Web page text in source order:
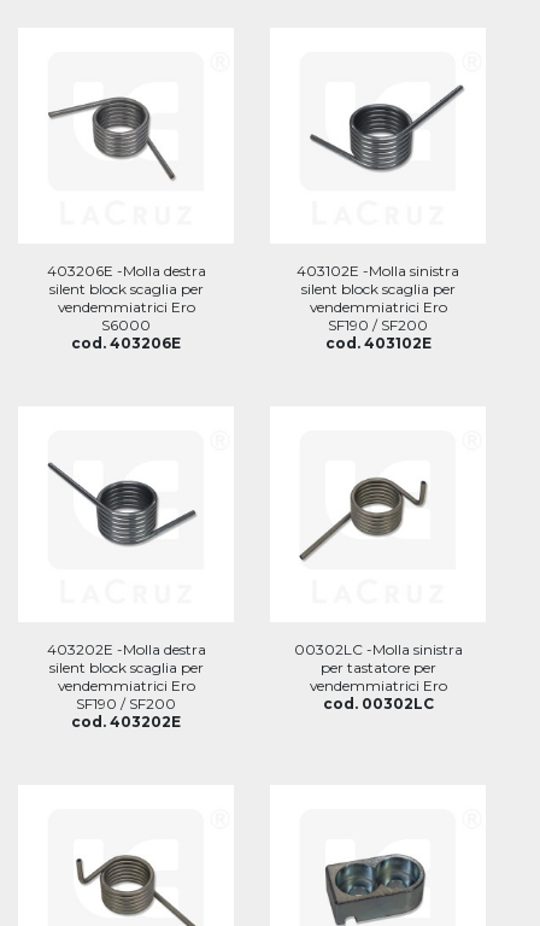
403206E -Molla destra
silent block scaglia per
vendemmiatrici Ero
S6000
cod. 403206E
403102E -Molla sinistra
silent block scaglia per
vendemmiatrici Ero
SF190 / SF200
cod. 403102E
403202E -Molla destra
silent block scaglia per
vendemmiatrici Ero
SF190 / SF200
cod. 403202E
00302LC -Molla sinistra
per tastatore per
vendemmiatrici Ero
cod. 00302LC